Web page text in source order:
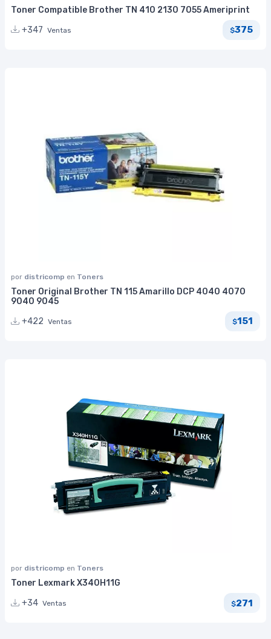
Toner Compatible Brother TN 410 2130 7055 Ameriprint
+347 Ventas $375
por districomp en Toners
Toner Original Brother TN 115 Amarillo DCP 4040 4070
9040 9045
+422 Ventas $151
por districomp en Toners
Toner Lexmark X340H11G
+34 Ventas $271